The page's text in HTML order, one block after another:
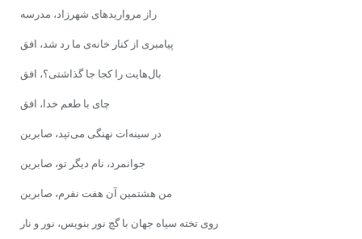
راز مروارید‌هاى شهرزاد، مدرسه
پیامبرى از کنار خانه‌ى‌ ما رد شد، افق
بال‌هایت را کجا جا گذاشتى؟، افق
چاى با طعم خدا، افق
در سینه‌ات نهنگى مى‌تپد، صابرین
جوانمرد، نام دیگر تو، صابرین
من هشتمین آن هفت‌ نفرم، صابرین
روى تخته‌ سیاه جهان با گچ نور بنویس، نور و نار